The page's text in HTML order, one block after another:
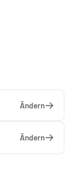
Ändern
Ändern